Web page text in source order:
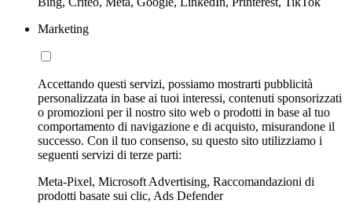
Marketing
Accettando questi servizi, possiamo mostrarti pubblicità
personalizzata in base ai tuoi interessi, contenuti sponsorizzati
o promozioni per il nostro sito web o prodotti in base al tuo
comportamento di navigazione e di acquisto, misurandone il
successo. Con il tuo consenso, su questo sito utilizziamo i
seguenti servizi di terze parti:
Meta-Pixel, Microsoft Advertising, Raccomandazioni di
prodotti basate sui clic, Ads Defender